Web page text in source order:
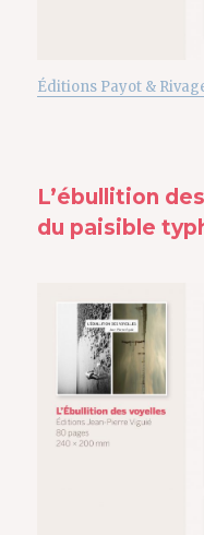
Éditions Payot &
L’ébullition
du paisible